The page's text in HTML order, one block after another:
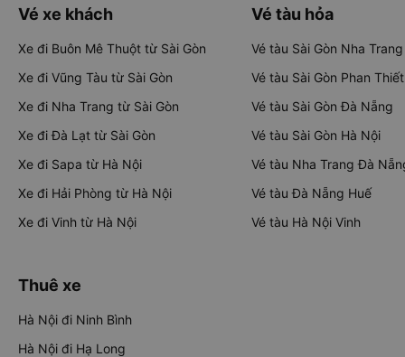
Vé xe khách
Xe đi Buôn Mê Thuột từ Sài Gòn
Xe đi Vũng Tàu từ Sài Gòn
Xe đi Nha Trang từ Sài Gòn
Xe đi Đà Lạt từ Sài Gòn
Xe đi Sapa từ Hà Nội
Xe đi Hải Phòng từ Hà Nội
Xe đi Vinh từ Hà Nội
Vé tàu hỏa
Vé tàu Sài Gòn Nha Trang
Vé tàu Sài Gòn Phan Thiết
Vé tàu Sài Gòn Đà Nẵng
Vé tàu Sài Gòn Hà Nội
Vé tàu Nha Trang Đà
Vé tàu Đà Nẵng Huế
Vé tàu Hà Nội Vinh
Thuê xe
Hà Nội đi Ninh Bình
Hà Nội đi Hạ Long